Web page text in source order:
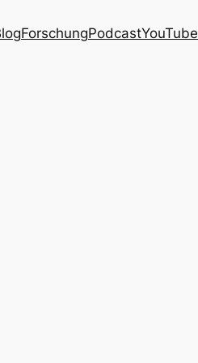
ForschungPodcastYouTube